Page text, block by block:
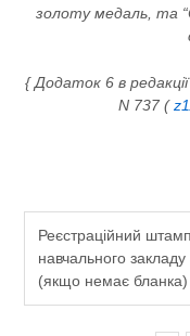
золоту медаль, та
{ Додаток 6 в
N 737 (
Реєстраційний
навчального
(якщо немає бланка)